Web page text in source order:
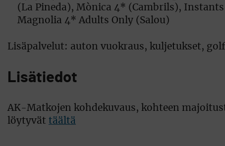
(La Pineda), Mònica 4* (Cambrils),
Magnolia 4* Adults Only (Salou)
Lisäpalvelut: auton vuokraus, kuljetukset,
Lisätiedot
AK-Matkojen kohdekuvaus, kohteen
löytyvät täältä